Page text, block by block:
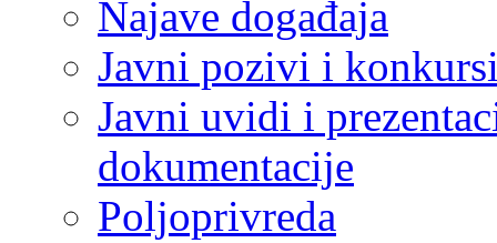
Najave događaja
Javni pozivi i
Javni uvidi i
dokumentacije
Poljoprivreda